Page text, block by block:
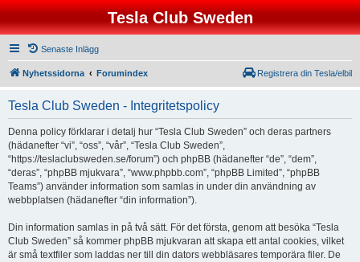
Tesla Club Sweden
Senaste Inlägg
Nyhetssidorna Forumindex Registrera din Tesla/elbil
Tesla Club Sweden - Integritetspolicy
Denna policy förklarar i detalj hur “Tesla Club Sweden” och deras partners
(hädanefter “vi”, “oss”, “vår”, “Tesla Club Sweden”,
“https://teslaclubsweden.se/forum”) och phpBB (hädanefter “de”, “dem”,
“deras”, “phpBB mjukvara”, “www.phpbb.com”, “phpBB Limited”, “phpBB
Teams”) använder information som samlas in under din användning av
webbplatsen (hädanefter “din information”).
Din information samlas in på två sätt. För det första, genom att besöka “Tesla
Club Sweden” så kommer phpBB mjukvaran att skapa ett antal cookies, vilket
är små textfiler som laddas ner till din dators webbläsares temporära filer. De